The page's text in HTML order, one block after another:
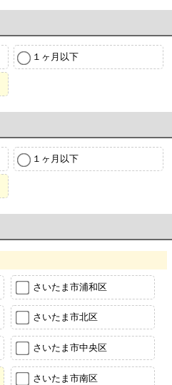
１ヶ月以下
１ヶ月以下
さいたま市浦和区
さいたま市北区
さいたま市中央区
さいたま市南区